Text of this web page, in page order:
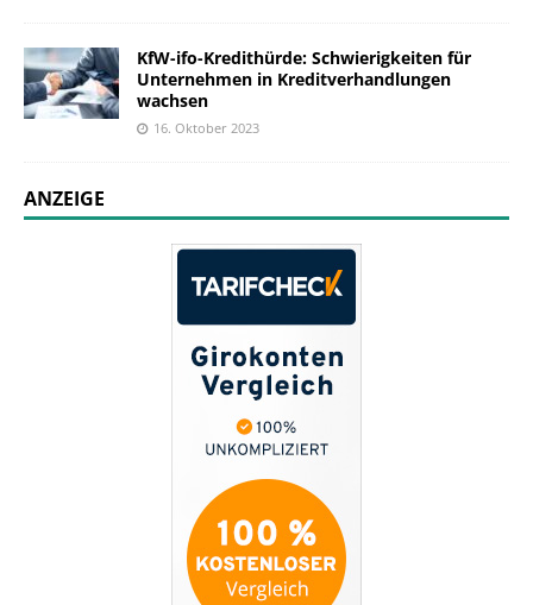
KfW-ifo-Kredithürde: Schwierigkeiten für
Unternehmen in Kreditverhandlungen
wachsen
16. Oktober 2023
ANZEIGE